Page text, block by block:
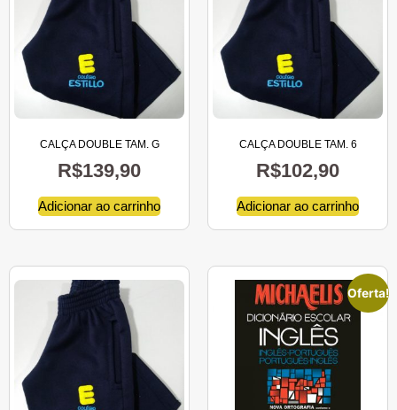
CALÇA DOUBLE TAM. G
R$139,90
Adicionar ao carrinho
CALÇA DOUBLE TAM. 6
R$102,90
Adicionar ao carrinho
Oferta!